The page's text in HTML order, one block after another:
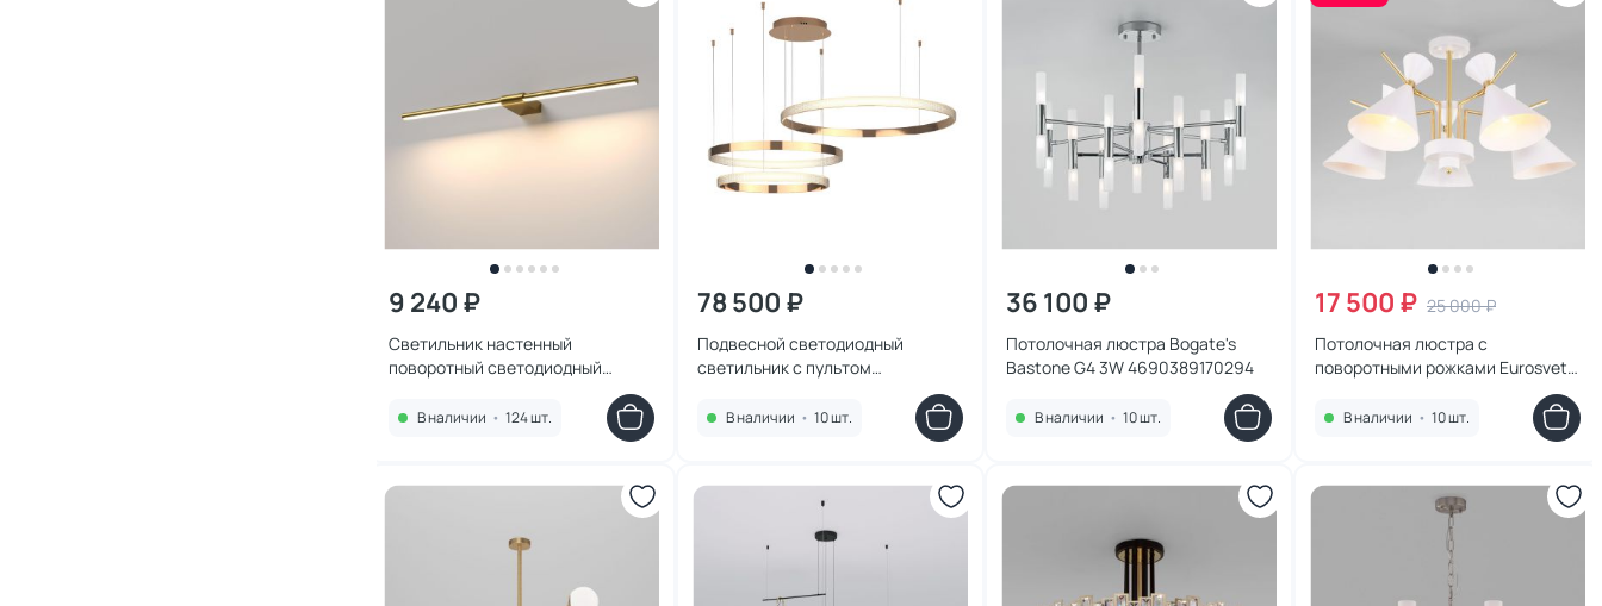
9 240 ₽
Светильник настенный
поворотный светодиодный
Elektrostandard Luar LED 4000К
12W латунь
В наличии • 124 шт.
78 500 ₽
Подвесной светодиодный
светильник с пультом
90175/3 медный
В наличии • 10 шт.
36 100 ₽
Потолочная люстра Bogate's
Bastone G4 3W 4690389170294
В наличии • 10 шт.
17 500 ₽ 25 000 ₽
Потолочная люстра с
поворотными рожками Eurosvet
В наличии • 10 шт.